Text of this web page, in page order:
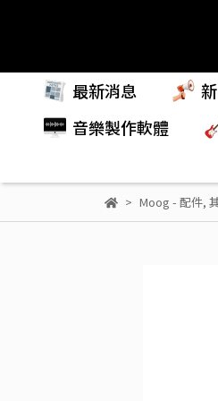
最新消息
音樂製作軟體
Moog - 配件,